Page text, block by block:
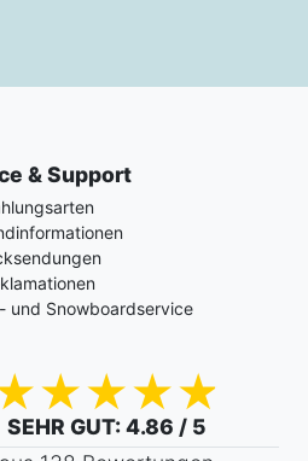
& Support
und Snowboardservice
SEHR GUT: 4.86 / 5